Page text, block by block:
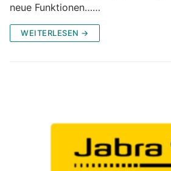
neue Funktionen……
WEITERLESEN →